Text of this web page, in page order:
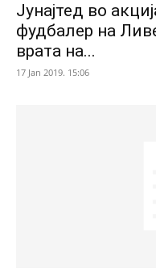
Јунајтед во
фудбалер на
врата на...
17 Jan 2019. 15:06